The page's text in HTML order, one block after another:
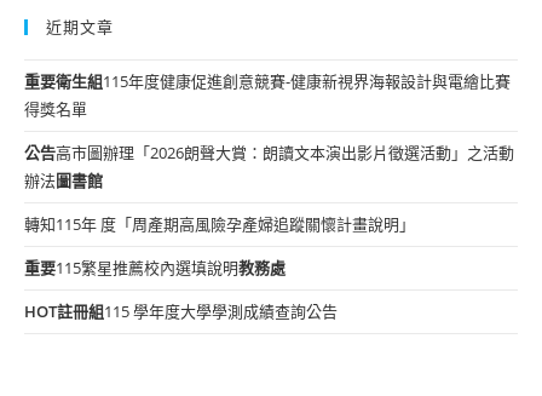
近期文章
重要衛生組115年度健康促進創意競賽-健康新視界海報設計與電繪比賽
得獎名單
公告高市圖辦理「2026朗聲大賞：朗讀文本演出影片徵選活動」之活動
辦法圖書館
轉知115年 度「周產期高風險孕產婦追蹤關懷計畫說明」
重要115繁星推薦校內選填說明教務處
HOT註冊組115 學年度大學學測成績查詢公告